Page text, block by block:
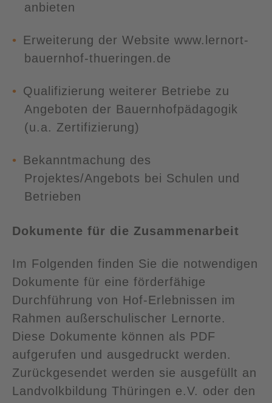
anbieten
Erweiterung der Website www.lernort-
bauernhof-thueringen.de
Qualifizierung weiterer Betriebe zu
Angeboten der Bauernhofpädagogik
(u.a. Zertifizierung)
Bekanntmachung des
Projektes/Angebots bei Schulen und
Betrieben
Dokumente für die Zusammenarbeit
Im Folgenden finden Sie die notwendigen
Dokumente für eine förderfähige
Durchführung von Hof-Erlebnissen im
Rahmen außerschulischer Lernorte.
Diese Dokumente können als PDF
aufgerufen und ausgedruckt werden.
Zurückgesendet werden sie ausgefüllt an
Landvolkbildung Thüringen e.V. oder den